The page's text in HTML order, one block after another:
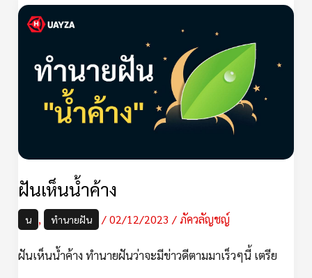
ฝันเห็นน้ำค้าง
น , ทำนายฝัน /02/12/2023/ภัควลัญชญ์
ฝันเห็นน้ำค้าง ทำนายฝันว่าจะมีข่าวดีตามมาเร็วๆนี้ เตรีย
น้ำค้าง